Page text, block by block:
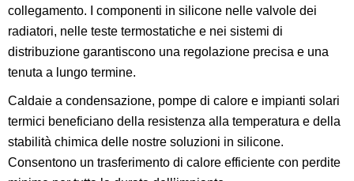
collegamento. I componenti in silicone nelle valvole dei
radiatori, nelle teste termostatiche e nei sistemi di
distribuzione garantiscono una regolazione precisa e una
tenuta a lungo termine.
Caldaie a condensazione, pompe di calore e impianti solari
termici beneficiano della resistenza alla temperatura e della
stabilità chimica delle nostre soluzioni in silicone.
Consentono un trasferimento di calore efficiente con perdite